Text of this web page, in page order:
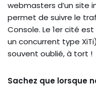
webmasters d’un site
permet de suivre le
Console. Le 1er cité
un concurrent type
souvent oublié, à tort !
Sachez que lorsque